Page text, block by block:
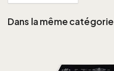
Dans la même catégorie